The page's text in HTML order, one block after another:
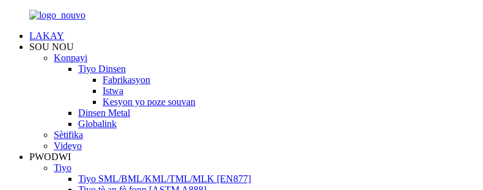
LAKAY
SOU NOU
Konpayi
Tiyo Dinsen
Fabrikasyon
Istwa
Kesyon yo poze souvan
Dinsen Metal
Globalink
Sètifika
Videyo
PWODWI
Tiyo
Tiyo SML/BML/KML/TML/MLK [EN877]